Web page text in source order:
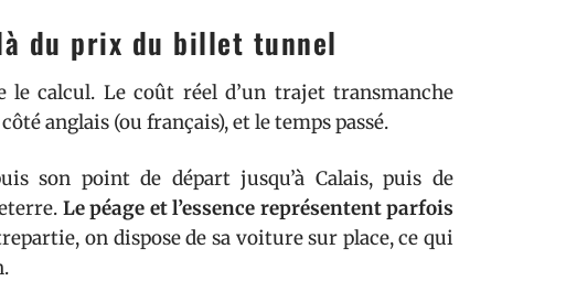
du prix du billet tunnel
calcul. Le coût réel d’un trajet transmanche
anglais (ou français), et le temps passé.
son point de départ jusqu’à Calais, puis de
Le péage et l’essence représentent parfois
on dispose de sa voiture sur place, ce qui